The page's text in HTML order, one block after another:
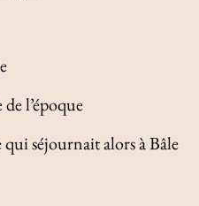
l’époque
qui séjournait alors à Bâle